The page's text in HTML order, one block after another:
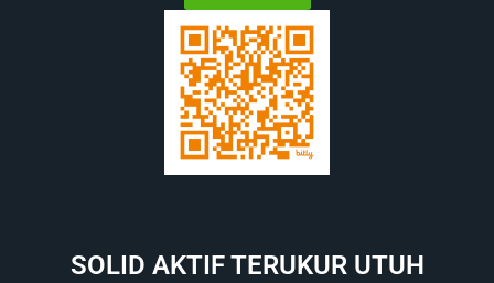
SOLID AKTIF TERUKUR UTUH